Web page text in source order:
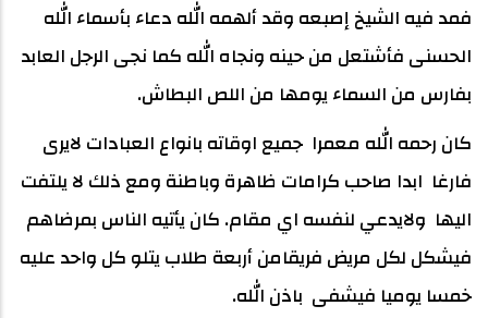
فمد فيه الشيخ إصبعه وقد ألهمه الله دعاء بأسماء الله
الحسنى فأشتعل من حينه ونجاه الله كما نجى الرجل العابد
بفارس من السماء يومها من اللص البطاش.
كان رحمه الله معمرا جميع اوقاته بانواع العبادات لايرى
فارغا ابدا صاحب كرامات ظاهرة وباطنة ومع ذلك لا يلتفت
اليها ولايدعي لنفسه اي مقام. كان يأتيه الناس بمرضاهم
فيشكل لكل مريض فريقامن أربعة طلاب يتلو كل واحد عليه
خمسا يوميا فيشفى باذن الله.